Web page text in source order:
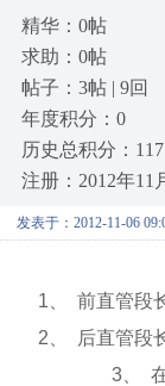
精华：0帖
求助：0帖
帖子：3帖 | 9回
年度积分：0
历史总积分：117
注册：2012年11
发表于：2012-11-06
1
前直管段
2
后直管段
3